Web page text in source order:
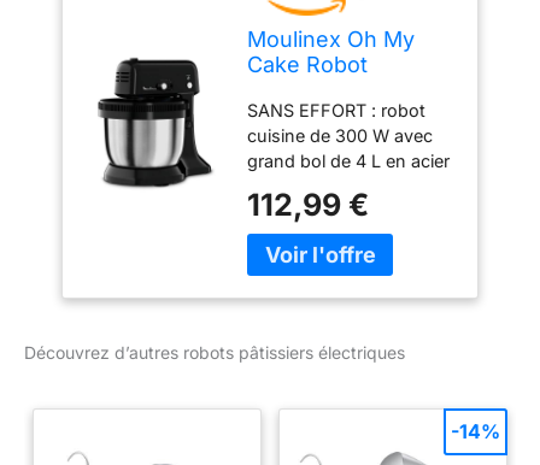
Moulinex Oh My
Cake Robot
300 W, 5 vitesses,
Fonction pulse, 2
fouets et 2 pétrins
compatibles lave-
vaisselle, Bol Inox 4
L, Robot de cuisine
ultra compact
QA110810
SANS EFFORT : robot
cuisine de 300 W avec
grand bol de 4 L en acier
automatique, CUISSON
FACILE : Robot pâtissier
équipé d'une parfaite
délicieux gâteaux et
RÉSULTATS
112,99 €
Découvrez d’autres robots pâtissiers électriques
-14%